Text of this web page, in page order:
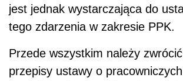
jest jednak wystarczająca do
tego zdarzenia w zakresie PPK.
Przede wszystkim należy
przepisy ustawy o